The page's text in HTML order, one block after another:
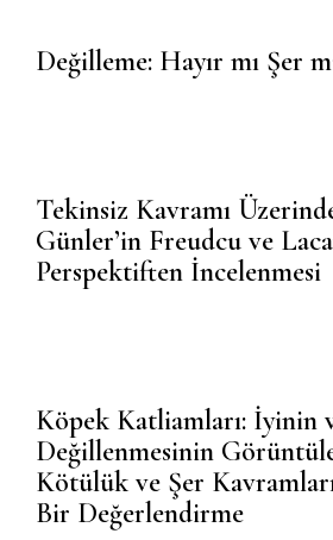
Değilleme: Hayır mı Şer
Tekinsiz Kavramı
Günler’in Freudcu ve
Perspektiften İncelenmesi
Köpek Katliamları: İyinin
Değillenmesinin
Kötülük ve Şer
Bir Değerlendirme